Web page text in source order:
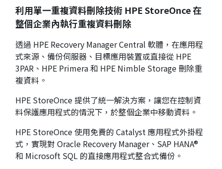
利用單一重複資料刪除技術 HPE StoreOnce 在
整個企業內執行重複資料刪除
透過 HPE Recovery Manager Central 軟體，在應用程
式來源、備份伺服器、目標應用裝置或直接從 HPE
3PAR、HPE Primera 和 HPE Nimble Storage 刪除重
複資料。
HPE StoreOnce 提供了統一解決方案，讓您在控制資
料保護應用程式的情況下，於整個企業中移動資料。
HPE StoreOnce 使用免費的 Catalyst 應用程式外掛程
式，實現對 Oracle Recovery Manager、SAP HANA®
和 Microsoft SQL 的直接應用程式整合式備份。